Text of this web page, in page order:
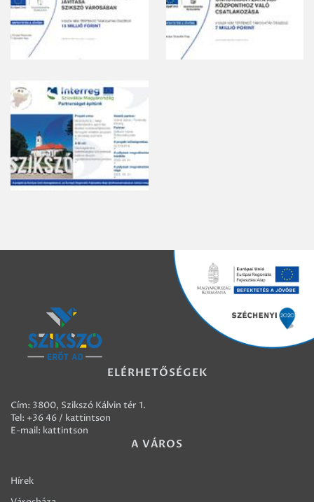
ELÉRHETŐSÉGEK
Cím: 3800, Szikszó Kálvin tér 1.
Tel: +36 46 / kattintson
E-mail: kattintson
A VÁROS
Hírek